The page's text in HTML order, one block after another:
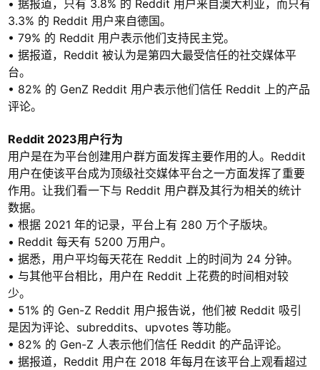
• 据报道，只有 3.8% 的 Reddit 用户来自澳大利亚，而只有
3.3% 的 Reddit 用户来自德国。
• 79% 的 Reddit 用户表示他们支持民主党。
• 据报道，Reddit 被认为是第四大最受信任的社交媒体平
台。
• 82% 的 GenZ Reddit 用户表示他们信任 Reddit 上的产品
评论。
Reddit 2023用户行为
用户是在为平台创建用户群方面发挥主要作用的人。Reddit
用户在使该平台成为顶级社交媒体平台之一方面发挥了重要
作用。让我们看一下与 Reddit 用户群及其行为相关的统计
数据。
• 根据 2021 年的记录，平台上有 280 万个子版块。
• Reddit 每天有 5200 万用户。
• 据悉，用户平均每天花在 Reddit 上的时间为 24 分钟。
• 与其他平台相比，用户在 Reddit 上花费的时间相对较
少。
• 51% 的 Gen-Z Reddit 用户报告说，他们被 Reddit 吸引
是因为评论、subreddits、upvotes 等功能。
• 82% 的 Gen-Z 人表示他们信任 Reddit 的产品评论。
• 据报道，Reddit 用户在 2018 年每月在该平台上观看超过